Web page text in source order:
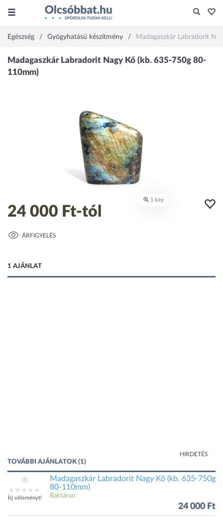
Egészség Gyógyhatású készítmény Madagaszkár Labradorit
24 000 Ft-tól
ÁRFIGYELÉS
1 AJÁNLAT
HIRDETÉS
TOVÁBBI AJÁNLATOK (1)
Írj véleményt!
Madagaszkár Labradorit Nagy Kő (kb. 635-750g
80-110mm)
Raktáron
24 000 Ft